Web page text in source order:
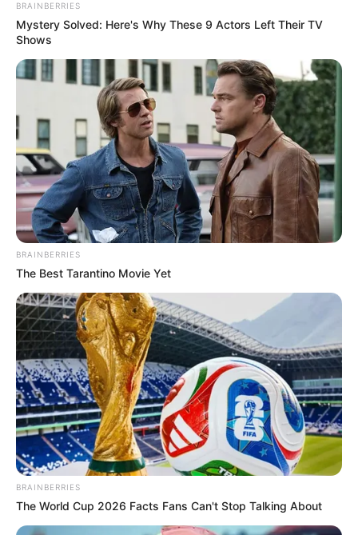
(foto: instagram/wetvindonesia)
BRAINBERRIES
Mystery Solved: Here's Why These 9 Actors Left Their TV
Shows
BRAINBERRIES
The Best Tarantino Movie Yet
BRAINBERRIES
The World Cup 2026 Facts Fans Can't Stop Talking About